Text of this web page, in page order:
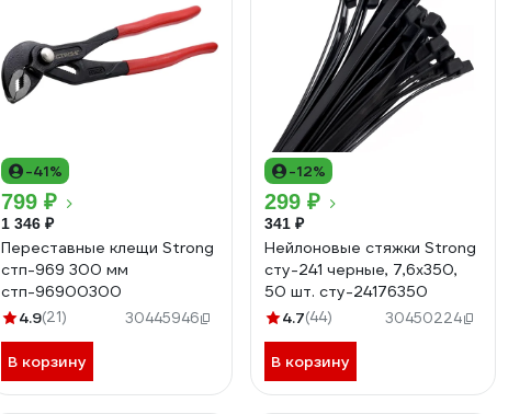
-41%
799 ₽
1 346 ₽
Переставные клещи Strong
стп-969 300 мм
стп-96900300
4.9(21) 30445946
В корзину
-12%
299 ₽
341 ₽
Нейлоновые стяжки Strong
сту-241 черные, 7,6x350,
50 шт. сту-24176350
4.7(44) 30450224
В корзину